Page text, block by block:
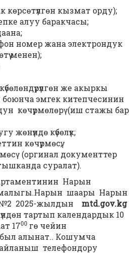
көрсөтүлгөн кызмат орду);
алуу баракчасы;
номер жана электрондук
менен);
же акыркы
эмгек китепчесинин
көчүрмөлөрү (иш стажы бар
жөнүндө күбөлүк;
көчүрмөсү;
(оргинал документтер
суралат).
Нарын
шаары Нарын
№2 2025-жылдын mtd.gov.kg
тартып календардык 10
1700 гө чейин
алынат.. Кошумча
телефондору